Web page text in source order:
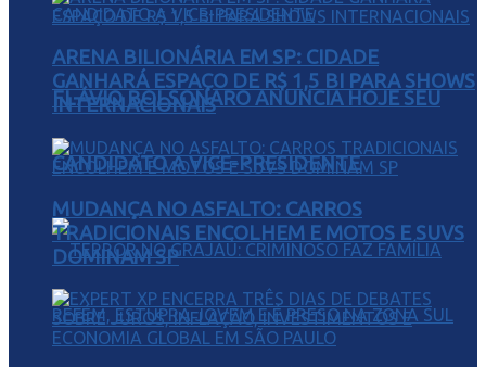
FLÁVIO BOLSONARO ANUNCIA HOJE SEU
CANDIDATO A VICE-PRESIDENTE
ARENA BILIONÁRIA EM SP: CIDADE
GANHARÁ ESPAÇO DE R$ 1,5 BI PARA SHOWS
INTERNACIONAIS
MUDANÇA NO ASFALTO: CARROS
TRADICIONAIS ENCOLHEM E MOTOS E SUVS
DOMINAM SP